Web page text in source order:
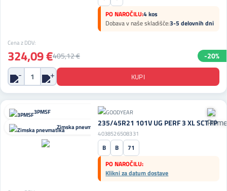
PO NAROČILU:4 kos
Dobava v naše skladišče:3-5 delovnih dni
Cena z DDV:
324,09 €405,12 € -20%
3PMSF
Zimska pnevmatika235/45R21 101V UG PERF 3 XL SCT FP
4038526508331
B B
71
PO NAROČILU:
Klikni za datum dostave